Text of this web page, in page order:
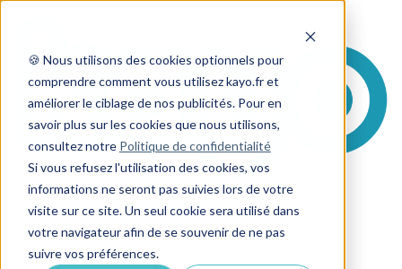
🍪 Nous utilisons des cookies optionnels pour
comprendre comment vous utilisez kayo.fr et
améliorer le ciblage de nos publicités. Pour en
savoir plus sur les cookies que nous utilisons,
consultez notre Politique de confidentialité
Si vous refusez l'utilisation des cookies, vos
informations ne seront pas suivies lors de votre
visite sur ce site. Un seul cookie sera utilisé dans
votre navigateur afin de se souvenir de ne pas
suivre vos préférences.